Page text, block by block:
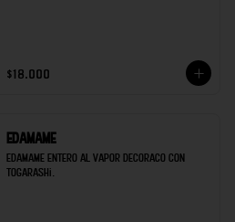
$18.000
Edamame
Edamame entero al vapor decoraco con
togarashi.